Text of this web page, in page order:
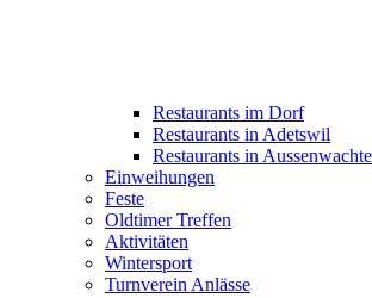
Restaurants im Dorf
Restaurants in Adetswil
Restaurants in
Einweihungen
Feste
Oldtimer Treffen
Aktivitäten
Wintersport
Turnverein Anlässe